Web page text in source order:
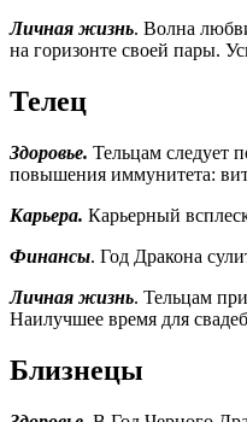
Личная жизнь. Волна
на горизонте своей пары.
Телец
Здоровье. Тельцам следует
повышения иммунитета:
Карьера. Карьерный
Финансы. Год Дракона
Личная жизнь. Тельцам
Наилучшее время для
Близнецы